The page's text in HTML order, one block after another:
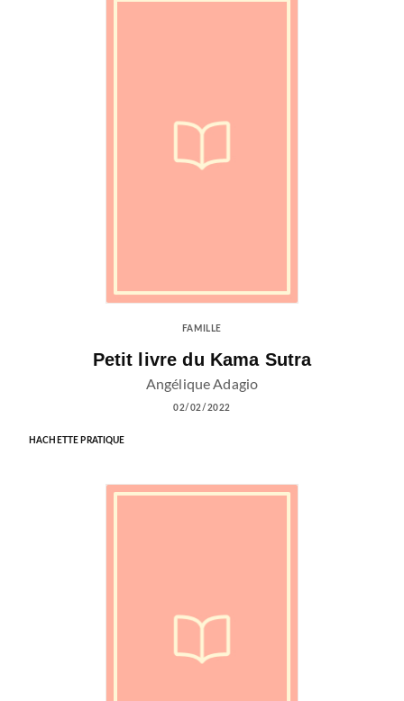
FAMILLE
Petit livre du Kama Sutra
Angélique Adagio
02/02/2022
HACHETTE PRATIQUE